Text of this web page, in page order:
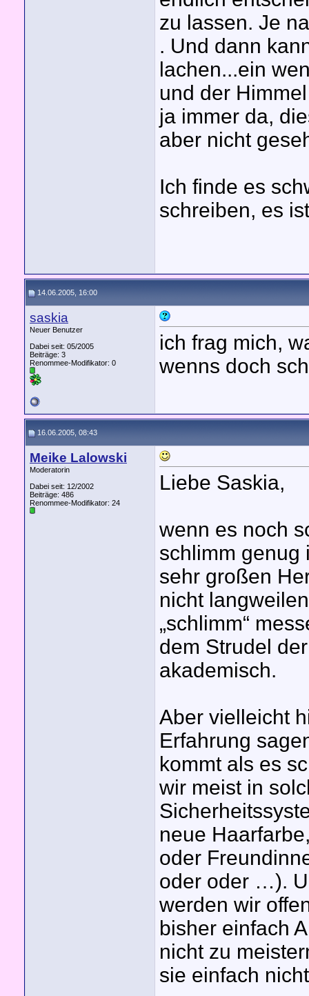
zu lassen. Je
. Und dann
lachen...ein
und der
ja immer da,
aber nicht
Ich finde es
schreiben, es
14.06.2005, 16:00
saskia
Neuer Benutzer
Dabei seit: 05/2005
Beiträge: 3
Renommee-Modifikator: 0
ich frag mich,
wenns doch
16.06.2005, 08:43
Meike Lalowski
Moderatorin
Dabei seit: 12/2002
Beiträge: 486
Renommee-Modifikator: 24
Liebe Saskia,
wenn es noch
schlimm genug
sehr großen
nicht
„schlimm“
dem Strudel
akademisch.
Aber vielleicht
Erfahrung
kommt als es
wir meist in
neue
oder
oder oder …).
werden wir
bisher einfach
nicht zu
sie einfach